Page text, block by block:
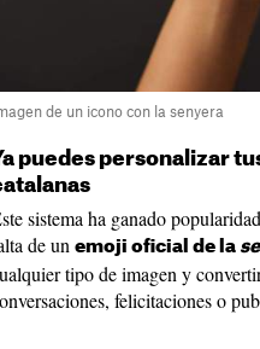
de un icono con la senyera
puedes personalizar
sistema ha ganado
de un emoji oficial de la
tipo de imagen y
felicitaciones o